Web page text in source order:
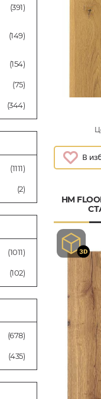
(391)
(149)
(154)
(75)
(344)
(1111)
(2)
(1011)
(102)
(678)
(435)
HM